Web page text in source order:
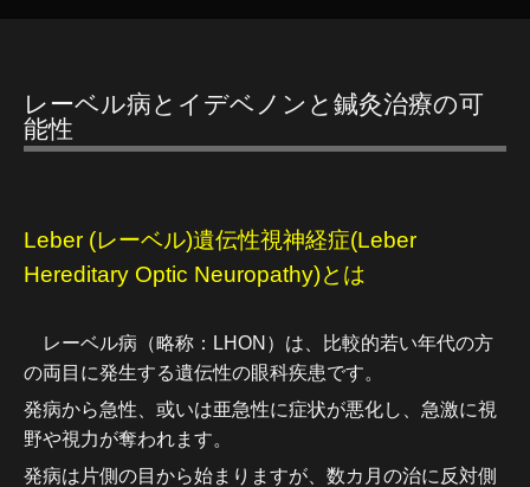
レーベル病とイデベノンと鍼灸治療の可
能性
Leber (レーベル)遺伝性視神経症(Leber
Hereditary Optic Neuropathy)とは
レーベル病（略称：LHON）は、比較的若い年代の方
の両目に発生する遺伝性の眼科疾患です。
発病から急性、或いは亜急性に症状が悪化し、急激に視
野や視力が奪われます。
発病は片側の目から始まりますが、数カ月の治に反対側